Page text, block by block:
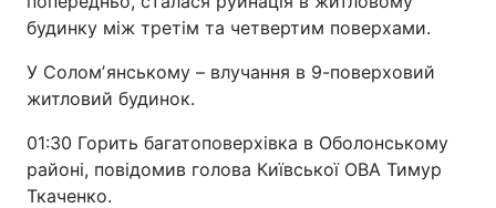
будинку між третім та четвертим поверхами.
У Соломʼянському – влучання в 9-поверховий
житловий будинок.
01:30 Горить багатоповерхівка в Оболонському
районі, повідомив голова Київської ОВА Тимур
Ткаченко.